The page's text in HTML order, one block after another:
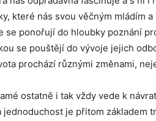
které nás svou věčným mládím
se ponořují do hloubky poznání
se pouštějí do vývoje jejich
prochází různými změnami,
ostatně i tak vždy vede k
jednoduchost je přitom základem